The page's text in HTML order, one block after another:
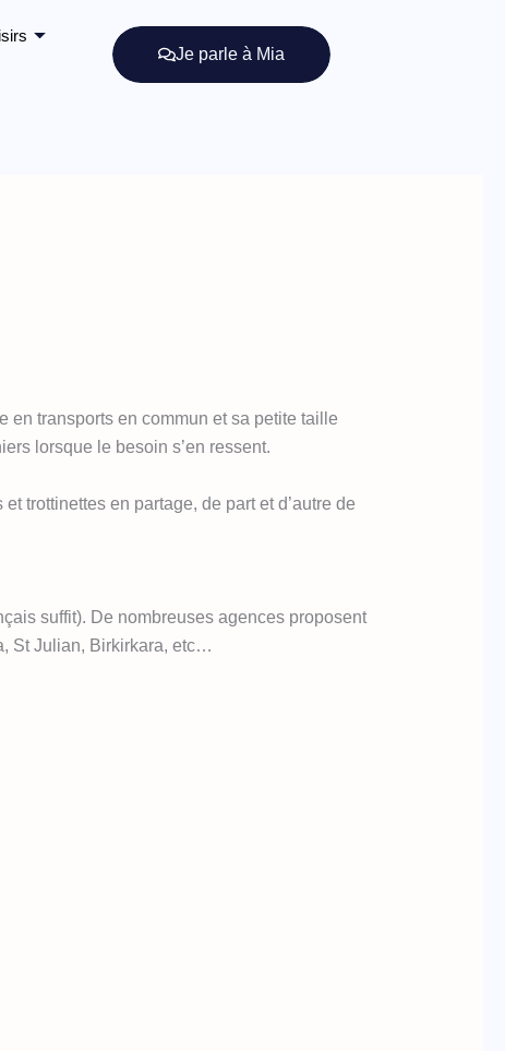
Je parle à Mia
en transports en commun et sa petite taille
lorsque le besoin s’en ressent.
trottinettes en partage, de part et d’autre de
suffit). De nombreuses agences proposent
St Julian, Birkirkara, etc…